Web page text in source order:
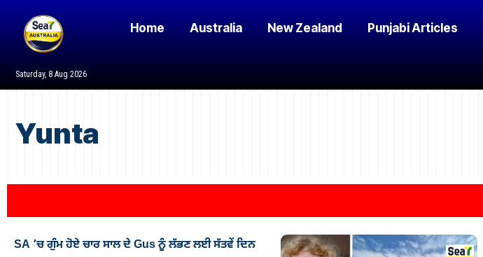
Saturday, 8 Aug 2026
Home Australia New Zealand Punjabi Articles
Yunta
SA ’ਚ ਗੁੰਮ ਹੋਏ ਚਾਰ ਸਾਲ ਦੇ Gus ਨੂੰ ਲੱਭਣ ਲਈ ਸੱਤਵੇਂ ਦਿਨ